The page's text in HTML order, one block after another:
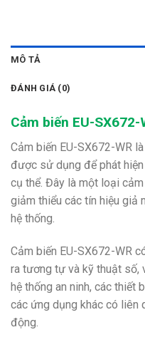
MÔ TẢ
ĐÁNH GIÁ (0)
Cảm biến EU-SX672-
Cảm biến EU-SX672-WR
được sử dụng để phát
cụ thể. Đây là một loại
giảm thiểu các tín hiệu giả
hệ thống.
Cảm biến EU-SX672-WR
ra tương tự và kỹ thuật
hệ thống an ninh, các thiết
các ứng dụng khác có liên
động.